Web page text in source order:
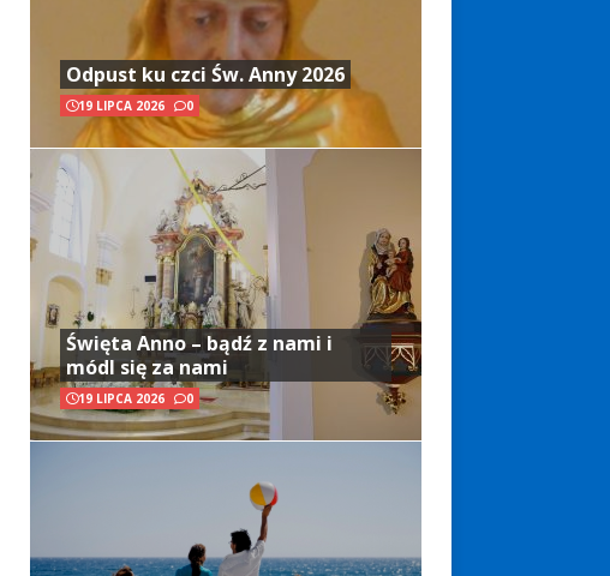
Odpust ku czci Św. Anny 2026
19 LIPCA 2026 0
Święta Anno – bądź z nami i
módl się za nami
19 LIPCA 2026 0